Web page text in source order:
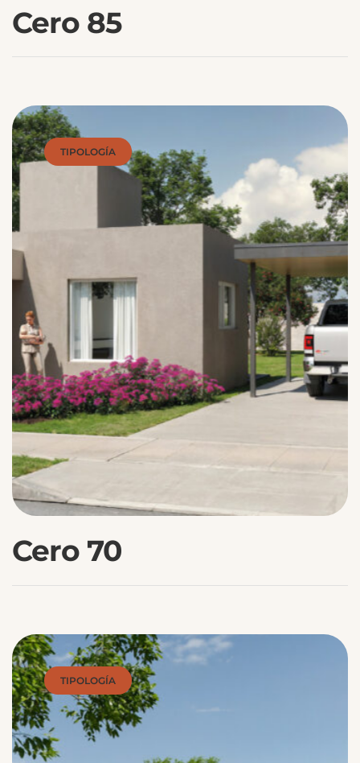
Cero 85
TIPOLOGÍA
Cero 70
TIPOLOGÍA